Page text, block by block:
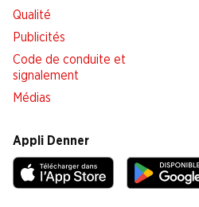
Qualité
Publicités
Code de conduite et
signalement
Médias
Appli Denner